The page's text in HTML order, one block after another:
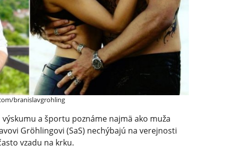
branislavgrohling
a športu poznáme najmä ako muža
Gröhlingovi (SaS) nechýbajú na verejnosti
vzadu na krku.